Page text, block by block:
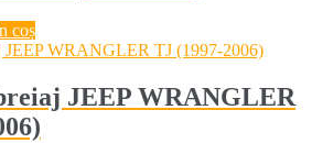
coș
JEEP WRANGLER